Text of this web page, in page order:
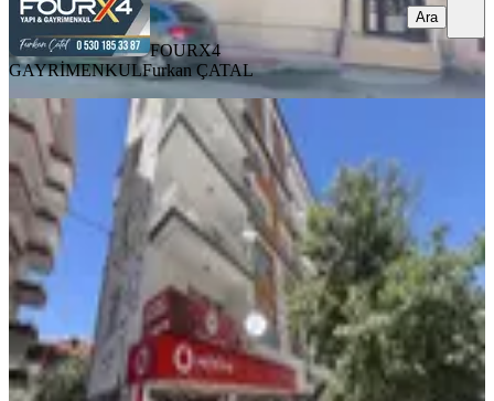
FOURX4
GAYRİMENKULFurkan ÇATAL
Ara
YENİ
Paşaköşkü Ana Cadde Üzerinde
Satılık 2+1
Battalgazi, Hacı Abdi Mahallesi
2+1· 130 m² ·2. Kat·06.08.2026
1.250.000 ₺
Galata GayrimenkulUgur Mumcu Şahin